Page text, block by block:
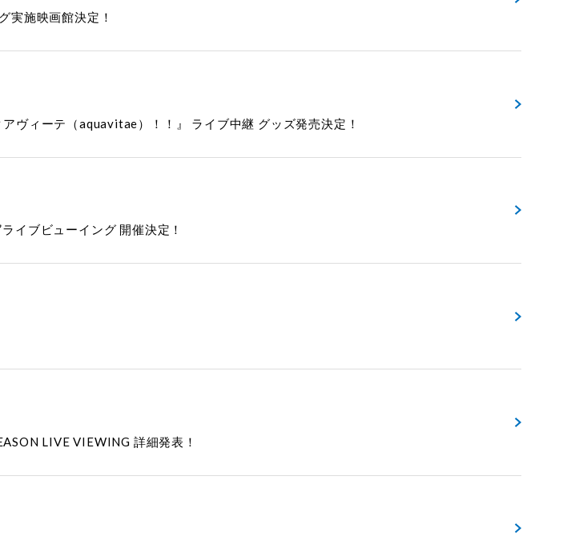
実施映画館決定！
ヴィーテ（aquavitae）！！』 ライブ中継 グッズ発売決定！
イブビューイング 開催決定！
LIVE VIEWING 詳細発表！